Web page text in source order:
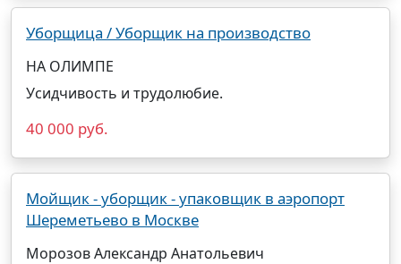
Уборщица / Уборщик на производство
НА ОЛИМПЕ
Усидчивость и трудолюбие.
40 000 руб.
Мойщик - уборщик - упаковщик в аэропорт
Шереметьево в Москве
Морозов Александр Анатольевич